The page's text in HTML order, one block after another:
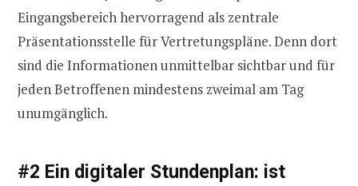
Eingangsbereich hervorragend als zentrale
Präsentationsstelle für Vertretungspläne. Denn dort
sind die Informationen unmittelbar sichtbar und für
jeden Betroffenen mindestens zweimal am Tag
unumgänglich.
#2 Ein digitaler Stundenplan: ist